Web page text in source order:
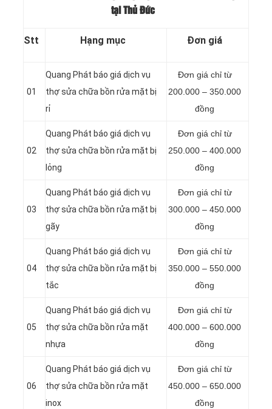
tại Thủ Đức
Stt Hạng mục Đơn giá
01
Quang Phát báo giá dịch vụ
thợ sửa chữa bồn rửa mặt bị
rỉ
Đơn giá chỉ từ
200.000 – 350.000
đồng
02
Quang Phát báo giá dịch vụ
thợ sửa chữa bồn rửa mặt bị
lỏng
Đơn giá chỉ từ
250.000 – 400.000
đồng
03
Quang Phát báo giá dịch vụ
thợ sửa chữa bồn rửa mặt bị
gãy
Đơn giá chỉ từ
300.000 – 450.000
đồng
04
Quang Phát báo giá dịch vụ
thợ sửa chữa bồn rửa mặt bị
tắc
Đơn giá chỉ từ
350.000 – 550.000
đồng
05
Quang Phát báo giá dịch vụ
thợ sửa chữa bồn rửa mặt
nhựa
Đơn giá chỉ từ
400.000 – 600.000
đồng
06
Quang Phát báo giá dịch vụ
thợ sửa chữa bồn rửa mặt
inox
Đơn giá chỉ từ
450.000 – 650.000
đồng